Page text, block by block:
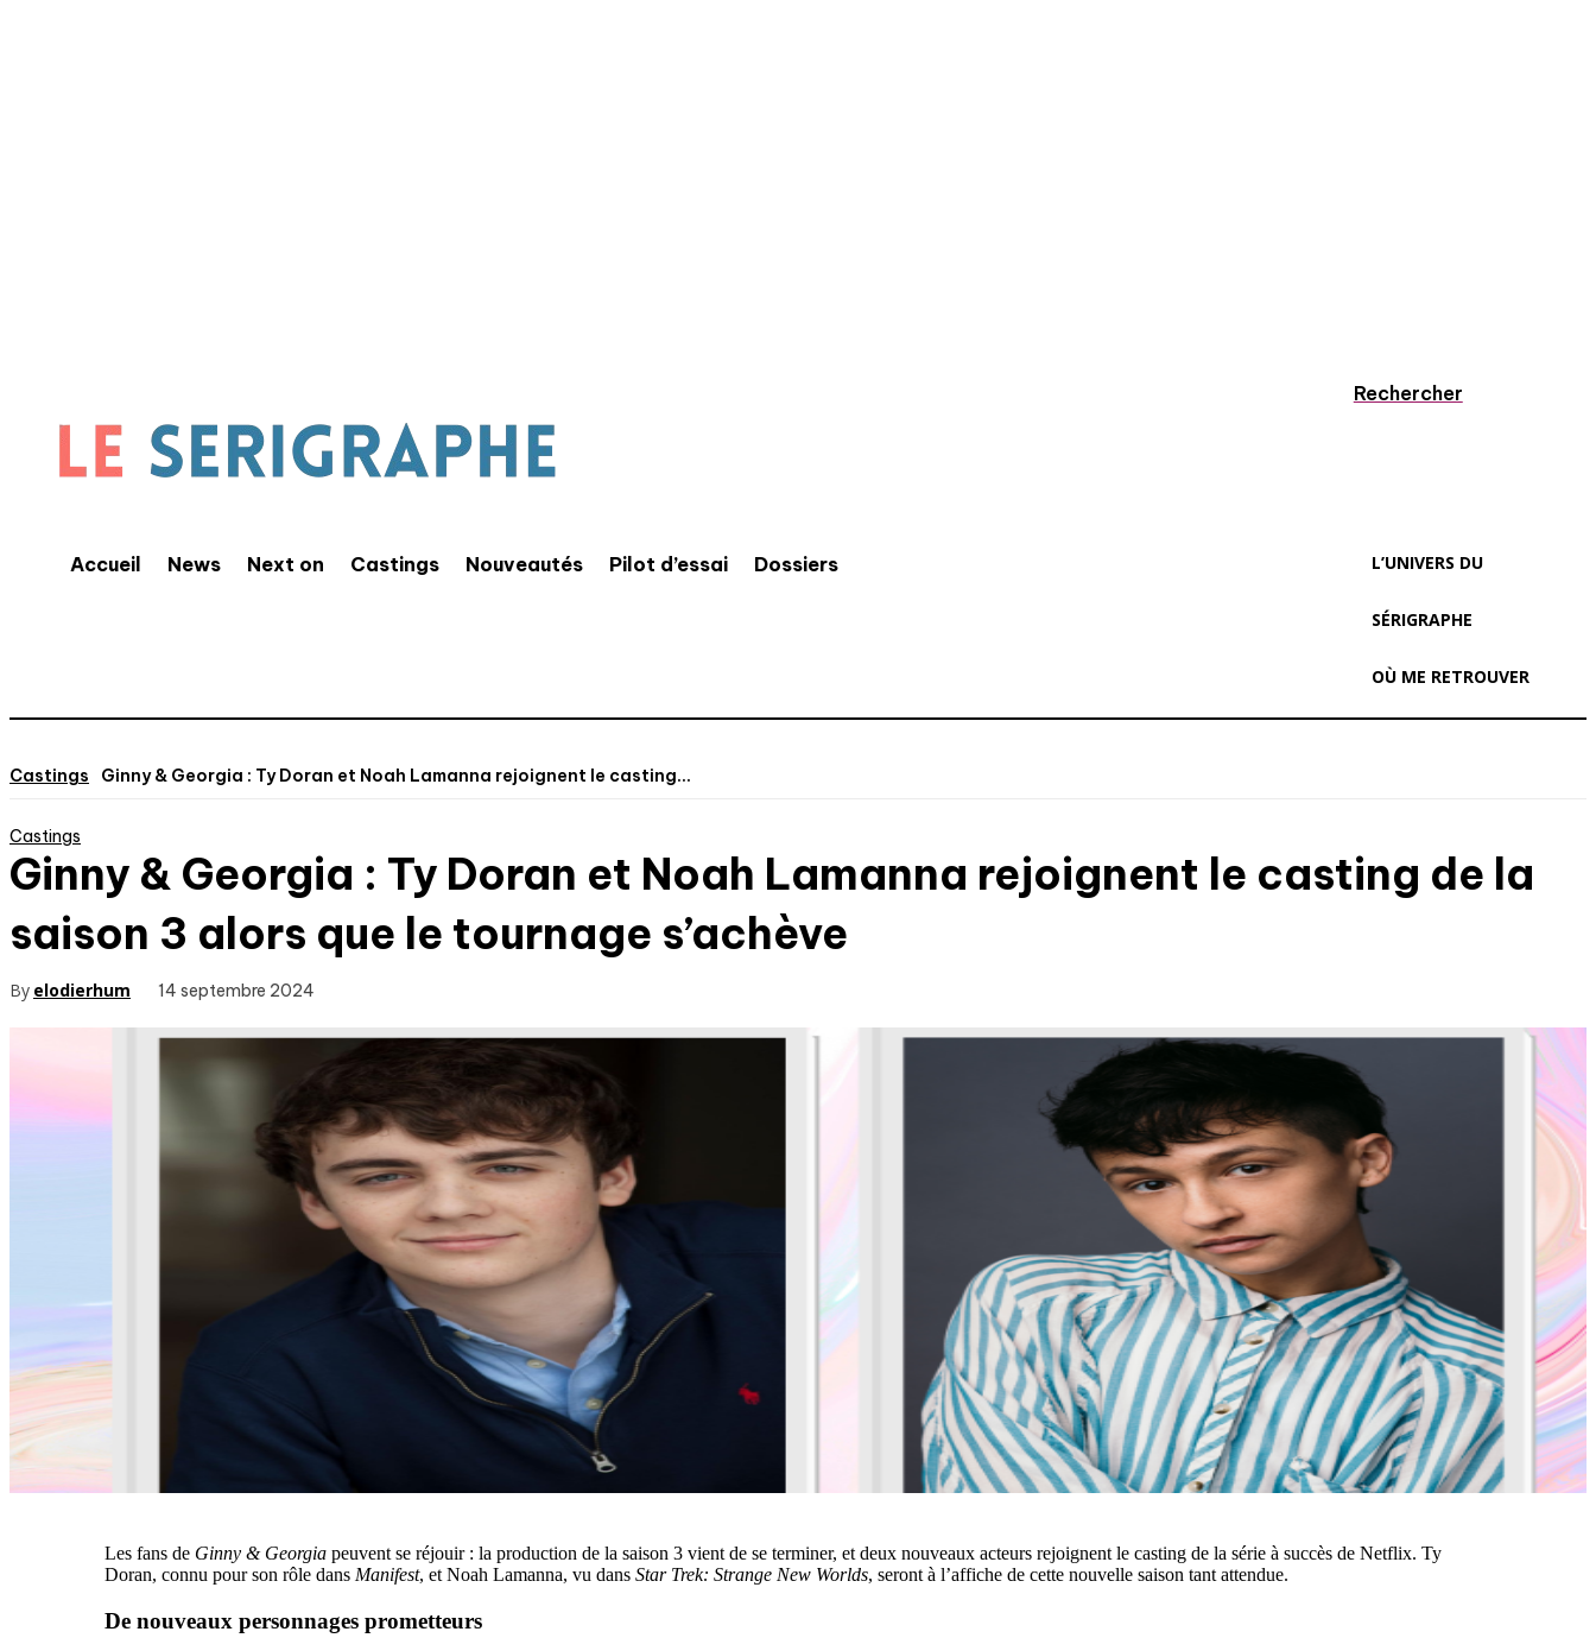
Accueil News Next on Castings Nouveautés Pilot d’essai Dossiers
Rechercher
L’UNIVERS DU
SÉRIGRAPHE
OÙ ME RETROUVER
Castings Ginny & Georgia : Ty Doran et Noah Lamanna rejoignent le casting...
Castings
Ginny & Georgia : Ty Doran et Noah Lamanna rejoignent le casting de la
saison 3 alors que le tournage s’achève
By elodierhum 14 septembre 2024
Les fans de Ginny & Georgia peuvent se réjouir : la production de la saison 3 vient de se terminer, et deux nouveaux acteurs rejoignent le casting de la série à succès de Netflix. Ty
Doran, connu pour son rôle dans Manifest, et Noah Lamanna, vu dans Star Trek: Strange New Worlds, seront à l’affiche de cette nouvelle saison tant attendue.
De nouveaux personnages prometteurs